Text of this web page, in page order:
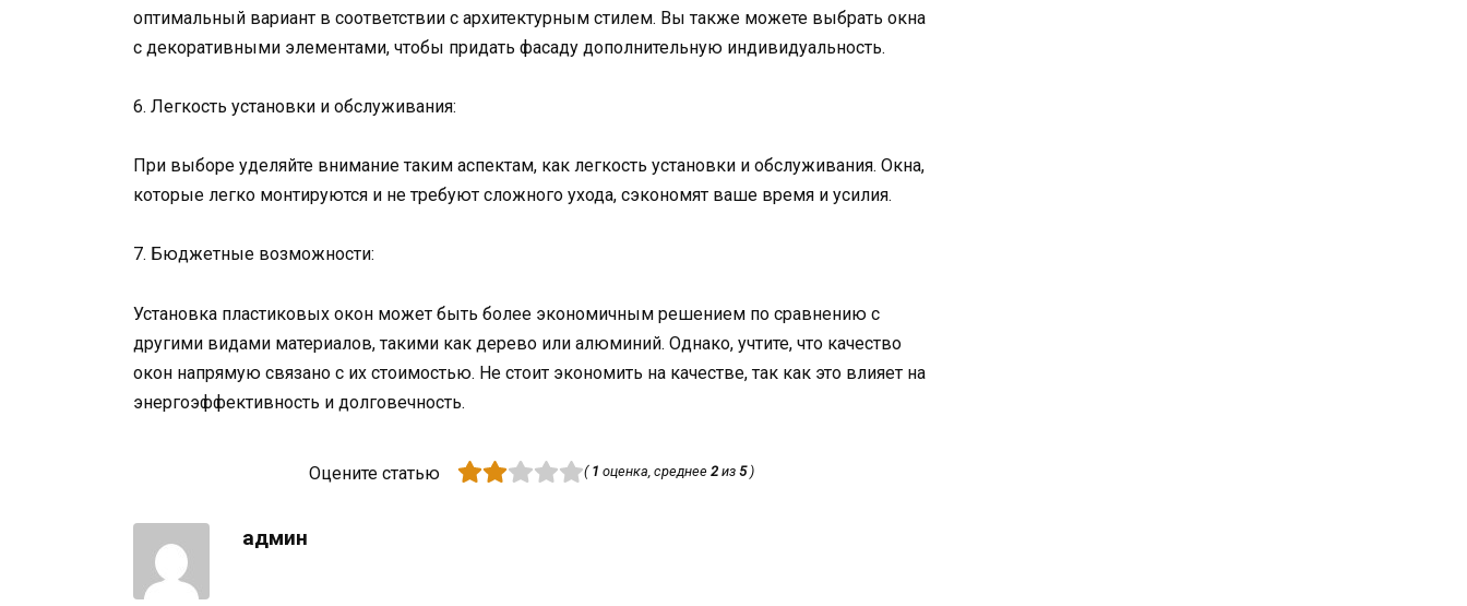
оптимальный вариант в соответствии с архитектурным стилем. Вы также можете выбрать окна
с декоративными элементами, чтобы придать фасаду дополнительную индивидуальность.
6. Легкость установки и обслуживания:
При выборе уделяйте внимание таким аспектам, как легкость установки и обслуживания. Окна,
которые легко монтируются и не требуют сложного ухода, сэкономят ваше время и усилия.
7. Бюджетные возможности:
Установка пластиковых окон может быть более экономичным решением по сравнению с
другими видами материалов, такими как дерево или алюминий. Однако, учтите, что качество
окон напрямую связано с их стоимостью. Не стоит экономить на качестве, так как это влияет на
энергоэффективность и долговечность.
Оцените статью ( 1 оценка, среднее2 из5)
админ